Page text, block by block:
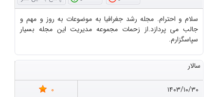
سلام و احترام. مجله رشد جغرافیا به موضوعات به روز و مهم و
جالب می پردازد.از زحمات مجموعه مدیریت این مجله بسیار
سپاسگزارم.
سالار
۱۴۰۳/۱۰/۳۰
0